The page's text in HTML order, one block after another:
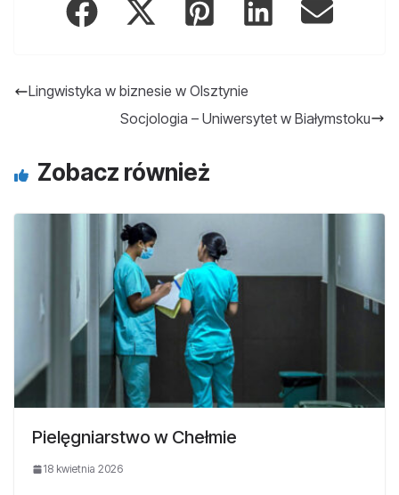
Lingwistyka w biznesie w Olsztynie
Socjologia – Uniwersytet w Białymstoku
Zobacz również
Pielęgniarstwo w Chełmie
18 kwietnia 2026